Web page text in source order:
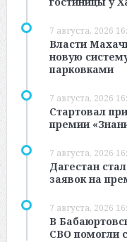
7 августа, 2026
Власти
новую
парковками
7 августа, 2026
Стартовал
премии
7 августа, 2026
Дагестан
заявок на
7 августа, 2026
В
СВО помогли